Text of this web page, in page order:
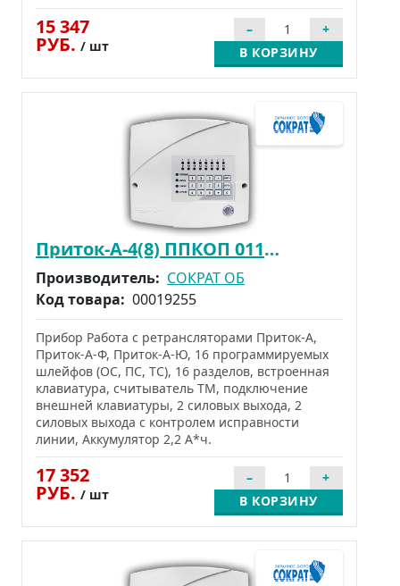
15 347
РУБ. / шт В КОРЗИНУ
Приток-А-4(8) ППКОП 011-8-1-01К(16)
Производитель: СОКРАТ ОБ
Код товара: 00019255
Прибор Работа с ретрансляторами Приток-А,
Приток-А-Ф, Приток-А-Ю, 16 программируемых
шлейфов (ОС, ПС, ТС), 16 разделов, встроенная
клавиатура, считыватель ТМ, подключение
внешней клавиатуры, 2 силовых выхода, 2
силовых выхода с контролем исправности
линии, Аккумулятор 2,2 А*ч.
17 352
РУБ. / шт В КОРЗИНУ